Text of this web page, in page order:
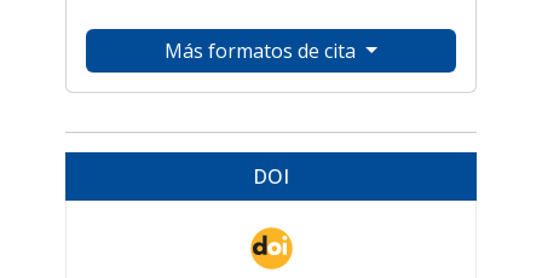
Más formatos de cita
DOI